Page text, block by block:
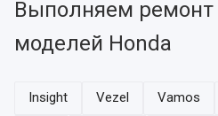
Выполняем
моделей Honda
Insight Vezel Vamos